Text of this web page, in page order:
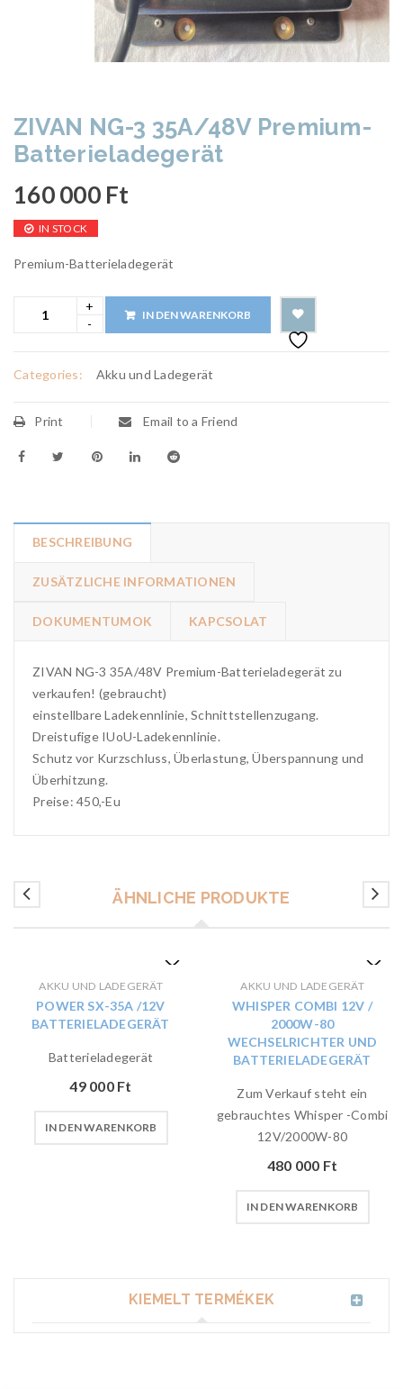
ZIVAN NG-3 35A/48V Premium-
Batterieladegerät
160 000 Ft
IN STOCK
Premium-Batterieladegerät
IN DEN WARENKORB
Categories: Akku und Ladegerät
Print Email to a Friend
BESCHREIBUNG
ZUSÄTZLICHE INFORMATIONEN
DOKUMENTUMOK KAPCSOLAT
ZIVAN NG-3 35A/48V Premium-Batterieladegerät zu
verkaufen! (gebraucht)
einstellbare Ladekennlinie, Schnittstellenzugang.
Dreistufige IUoU-Ladekennlinie.
Schutz vor Kurzschluss, Überlastung, Überspannung und
Überhitzung.
Preise: 450,-Eu
ÄHNLICHE PRODUKTE
AKKU UND LADEGERÄT
POWER SX-35A /12V
BATTERIELADEGERÄT
Batterieladegerät
49 000 Ft
IN DEN WARENKORB
AKKU UND LADEGERÄT
WHISPER COMBI 12V /
2000W-80
WECHSELRICHTER UND
BATTERIELADEGERÄT
Zum Verkauf steht ein
gebrauchtes Whisper -Combi
12V/2000W-80
480 000 Ft
IN DEN WARENKORB
KIEMELT TERMÉKEK